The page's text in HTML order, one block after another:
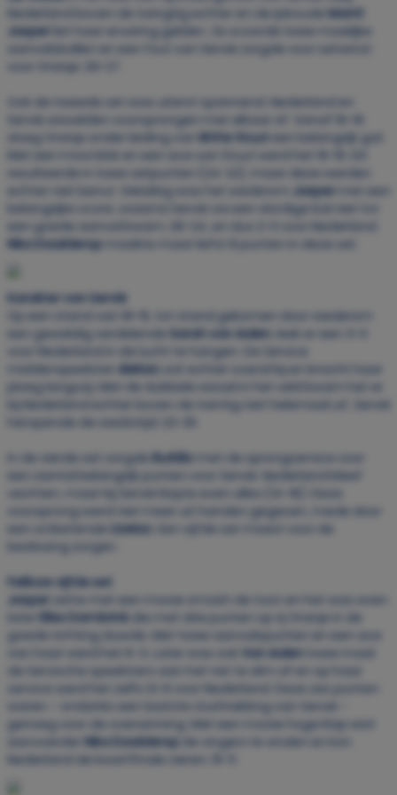
Nederland boven de twingtig echter en de ijskoude
Marrit
Jasper
liet haar ervaring gelden. Ze scoorde twee moeilijke
aanvalsballen en een fout van Servië zorgde voor setwinst
voor Oranje; 29-27.
Ook de tweede set was uiterst spannend. Nederland en
Servië wisselden voorsprongen met elkaar af. Vanaf 16-16
sloeg Oranje onder leiding van
Britte Stuut
een belangrijk gat.
Met een mooi blok en een ace van Stuut werd het 19-16. Dit
resulteerde in twee setpunten (24-22), maar deze werden
echter niet benut. Gelukkig was het wederom
Jasper
met een
belangrijke score, waarna Servië via een slordige bal niet tot
een goede aanval kwam; 26-24, en dus 2-0 voor Nederland.
Nika Daalderop maakte maar liefst 8 punten in deze set.
Karakter van Servië
Op een stand van 18-15, tot stand gekomen door wederom
een geweldig verdelende
Sarah van Aalen
, leek er een 3-0
voor Nederland in de lucht te hangen. De Service
middenspeelster
Aleksic
zat echter overal bij en bracht haar
ploeg langszij. Met de dubbele wissel in het veld kwam het er
bij Nederland echter boven de twintig niet helemaal uit. Servië
heropende de wedstrijd; 22-25.
In de vierde set zorgde Burkilic
met de sprongservice voor
een aantal belangrijk punten voor Servië. Nederland bleef
vechten, maar bij Servië klopte even alles (14-18). Deze
voorsprong werd niet meer uit handen gegeven, mede door
een ontketende
Uzelac
beslissing zorgen.
Feilloze vijfde set
Jasper
zette met een mooie smash de toon en het was even
Elles Dambrink die met drie punten op rij Oranje in de
goede richting duwde. Met twee aanvalspunten en een ace
van haar werd het 6-3. Later was ook
Van Aalen
twee maal
de Servische speelsters aan het net te slim af en op haar
service werd het zelfs 12-6 voor Nederland. Deze zes punten
waren – ondanks een laatste stuittrekking van Servië –
genoeg voor de overwinning. Met een mooie hoge klap wist
aanvoerder
Nika Daalderop
de vingers te vinden en kon
Nederland de kwartfinale vieren; 15-11.